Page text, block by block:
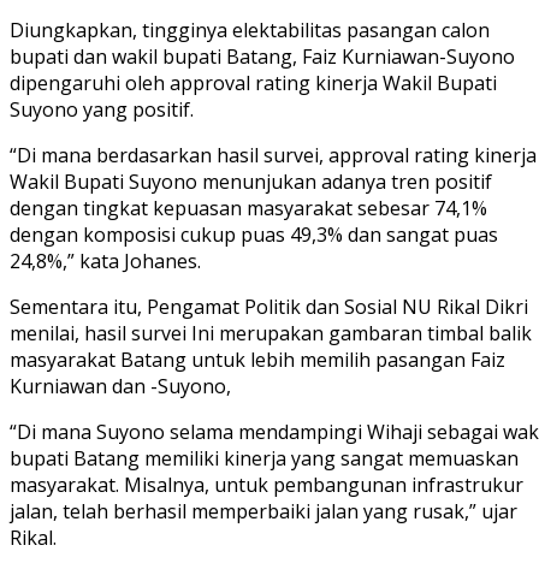
Diungkapkan, tingginya elektabilitas pasangan calon
bupati dan wakil bupati Batang, Faiz Kurniawan-Suyono
dipengaruhi oleh approval rating kinerja Wakil Bupati
Suyono yang positif.
“Di mana berdasarkan hasil survei, approval rating kinerja
Wakil Bupati Suyono menunjukan adanya tren positif
dengan tingkat kepuasan masyarakat sebesar 74,1%
dengan komposisi cukup puas 49,3% dan sangat puas
24,8%,” kata Johanes.
Sementara itu, Pengamat Politik dan Sosial NU Rikal Dikri
menilai, hasil survei Ini merupakan gambaran timbal balik
masyarakat Batang untuk lebih memilih pasangan Faiz
Kurniawan dan -Suyono,
“Di mana Suyono selama mendampingi Wihaji sebagai
bupati Batang memiliki kinerja yang sangat memuaskan
masyarakat. Misalnya, untuk pembangunan infrastrukur
jalan, telah berhasil memperbaiki jalan yang rusak,” ujar
Rikal.